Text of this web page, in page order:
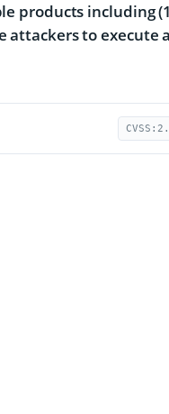
products including
attackers to execute